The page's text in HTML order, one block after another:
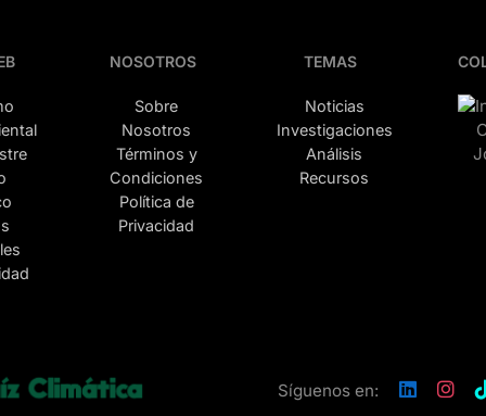
NOSOTROS
Sobre
Nosotros
Términos y
Condiciones
Política de
Privacidad
TEMAS
Noticias
Investigaciones
Análisis
Recursos
Síguenos en: